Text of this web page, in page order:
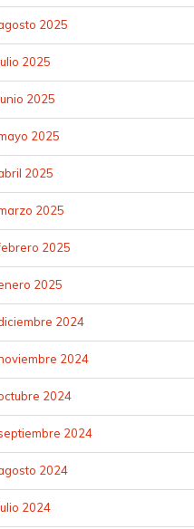
2025
2025
2025
2025
2025
2025
2025
2025
2024
2024
2024
2024
2024
2024